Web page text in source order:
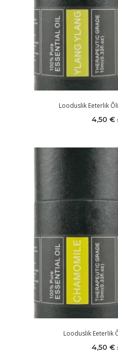
Looduslik Eeterlik
4,50 €
Looduslik Eeterlik
4,50 €